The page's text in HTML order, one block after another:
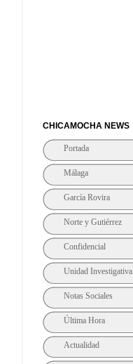
CHICAMOCHA NEWS
Portada
Málaga
García Rovira
Norte y Gutiérrez
Confidencial
Unidad Investigativa
Notas Sociales
Última Hora
Actualidad